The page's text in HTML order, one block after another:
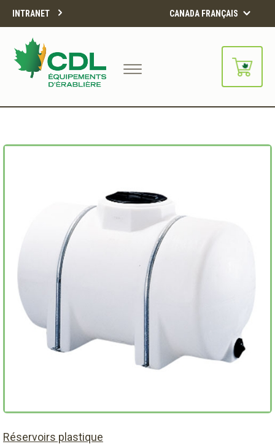
INTRANET CANADA FRANÇAIS
Merci de votre compréhension.
Réservoirs plastique